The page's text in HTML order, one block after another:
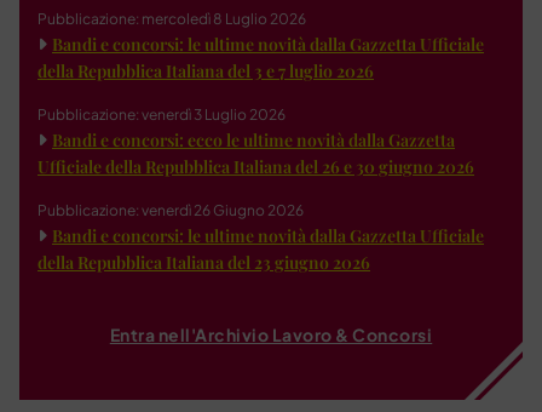
Pubblicazione: mercoledì 8 Luglio 2026
Bandi e concorsi: le ultime novità dalla Gazzetta Ufficiale
della Repubblica Italiana del 3 e 7 luglio 2026
Pubblicazione: venerdì 3 Luglio 2026
Bandi e concorsi: ecco le ultime novità dalla Gazzetta
Ufficiale della Repubblica Italiana del 26 e 30 giugno 2026
Pubblicazione: venerdì 26 Giugno 2026
Bandi e concorsi: le ultime novità dalla Gazzetta Ufficiale
della Repubblica Italiana del 23 giugno 2026
Entra nell'Archivio Lavoro & Concorsi